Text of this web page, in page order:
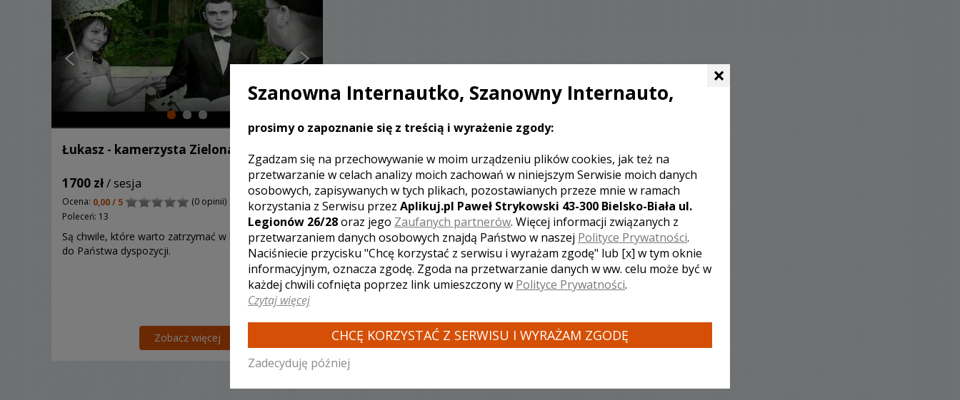
Łukasz - kamerzysta Zielona Góra
1700 zł/ sesja
Ocena: 0,00 / 5
(0 opinii)
Poleceń: 13
Są chwile, które warto zatrzymać w kadrze! Jesteśmy
do Państwa dyspozycji.
Zobacz więcej
×
Szanowna Internautko, Szanowny Internauto,
prosimy o zapoznanie się z treścią i wyrażenie zgody:
Zgadzam się na przechowywanie w moim urządzeniu plików cookies, jak też na
przetwarzanie w celach analizy moich zachowań w niniejszym Serwisie moich danych
osobowych, zapisywanych w tych plikach, pozostawianych przeze mnie w ramach
korzystania z Serwisu przez Aplikuj.pl Paweł Strykowski 43-300 Bielsko-Biała ul.
Legionów 26/28oraz jego Zaufanych partnerów. Więcej informacji związanych z
przetwarzaniem danych osobowych znajdą Państwo w naszej Polityce Prywatności.
Naciśniecie przycisku "Chcę korzystać z serwisu i wyrażam zgodę" lub [x] w tym oknie
informacyjnym, oznacza zgodę. Zgoda na przetwarzanie danych w ww. celu może być w
każdej chwili cofnięta poprzez link umieszczony w Polityce Prywatności.
Czytaj więcej
CHCĘ KORZYSTAĆ Z SERWISU I WYRAŻAM ZGODĘ
Zadecyduję później